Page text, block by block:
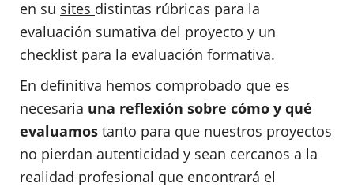
en su sites distintas rúbricas para la
evaluación sumativa del proyecto y un
checklist para la evaluación formativa.
En definitiva hemos comprobado que es
necesaria una reflexión sobre cómo y qué
evaluamos tanto para que nuestros proyectos
no pierdan autenticidad y sean cercanos a la
realidad profesional que encontrará el